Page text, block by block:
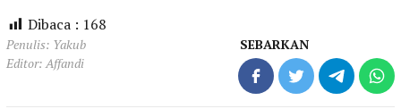
Dibaca : 168
Penulis: Yakub
Editor: Affandi
SEBARKAN